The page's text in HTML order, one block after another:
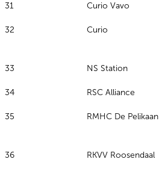
31 Curio Vavo
32 Curio
33 NS Station
34 RSC Alliance
35 RMHC De Pelikaan
36 RKVV Roosendaal